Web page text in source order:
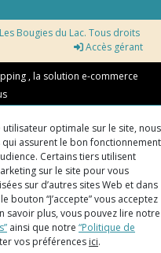
Bougies du Lac. Tous droits
Accès gérant
, la solution e-commerce
optimale sur le site, nous
assurent le bon fonctionnement
Certains tiers utilisent
sur le site pour vous
sur d’autres sites Web et dans
bouton “J’accepte” vous acceptez
savoir plus, vous pouvez lire notre
ainsi que notre “Politique de
vos préférences ici.